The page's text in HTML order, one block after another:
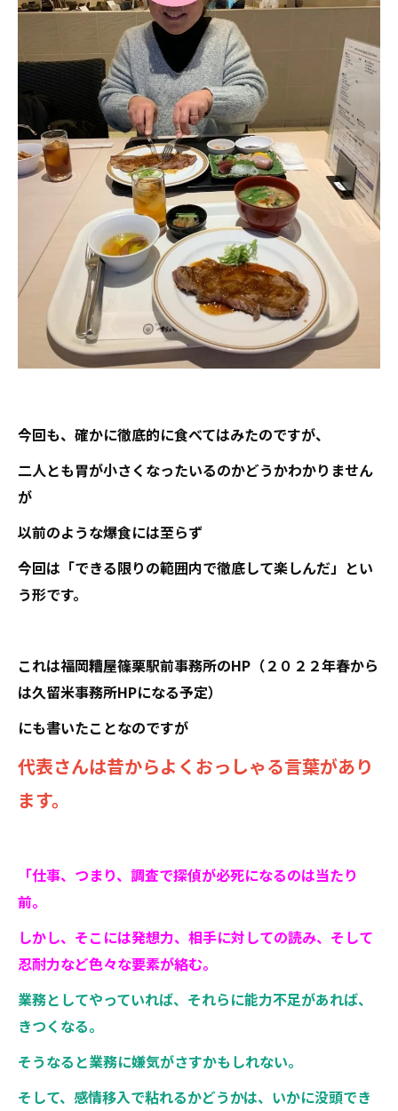
今回も、確かに徹底的に食べてはみたのですが、
二人とも胃が小さくなったいるのかどうかわかりません
が
以前のような爆食には至らず
今回は「できる限りの範囲内で徹底して楽しんだ」とい
う形です。
これは福岡糟屋篠栗駅前事務所のHP（２０２２年春から
は久留米事務所HPになる予定）
にも書いたことなのですが
代表さんは昔からよくおっしゃる言葉があり
ます。
「仕事、つまり、調査で探偵が必死になるのは当たり
前。
しかし、そこには発想力、相手に対しての読み、そして
忍耐力など色々な要素が絡む。
業務としてやっていれば、それらに能力不足があれば、
きつくなる。
そうなると業務に嫌気がさすかもしれない。
そして、感情移入で粘れるかどうかは、いかに没頭でき